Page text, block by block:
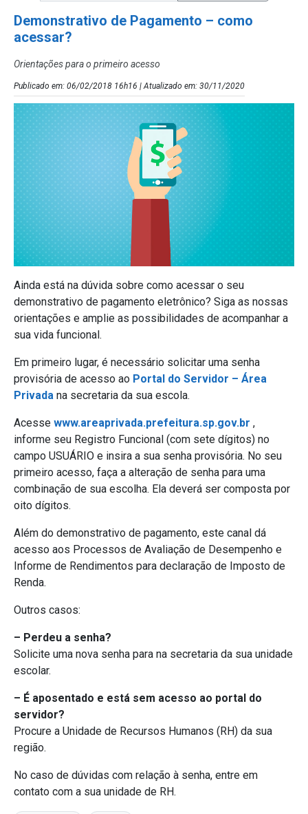
Demonstrativo de Pagamento – como
acessar?
Orientações para o primeiro acesso
Publicado em: 06/02/2018 16h16 | Atualizado em: 30/11/2020
Ainda está na dúvida sobre como acessar o seu
demonstrativo de pagamento eletrônico? Siga as nossas
orientações e amplie as possibilidades de acompanhar a
sua vida funcional.
Em primeiro lugar, é necessário solicitar uma senha
provisória de acesso ao Portal do Servidor – Área
Privada na secretaria da sua escola.
Acesse www.areaprivada.prefeitura.sp.gov.br ,
informe seu Registro Funcional (com sete dígitos) no
campo USUÁRIO e insira a sua senha provisória. No seu
primeiro acesso, faça a alteração de senha para uma
combinação de sua escolha. Ela deverá ser composta por
oito dígitos.
Além do demonstrativo de pagamento, este canal dá
acesso aos Processos de Avaliação de Desempenho e
Informe de Rendimentos para declaração de Imposto de
Renda.
Outros casos:
– Perdeu a senha?
Solicite uma nova senha para na secretaria da sua unidade
escolar.
– É aposentado e está sem acesso ao portal do
servidor?
Procure a Unidade de Recursos Humanos (RH) da sua
região.
No caso de dúvidas com relação à senha, entre em
contato com a sua unidade de RH.